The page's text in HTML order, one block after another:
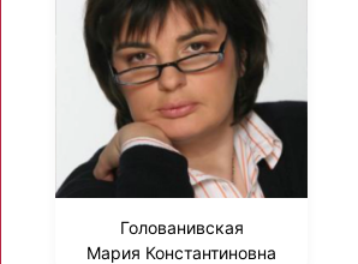
Голованивская
Мария Константиновна